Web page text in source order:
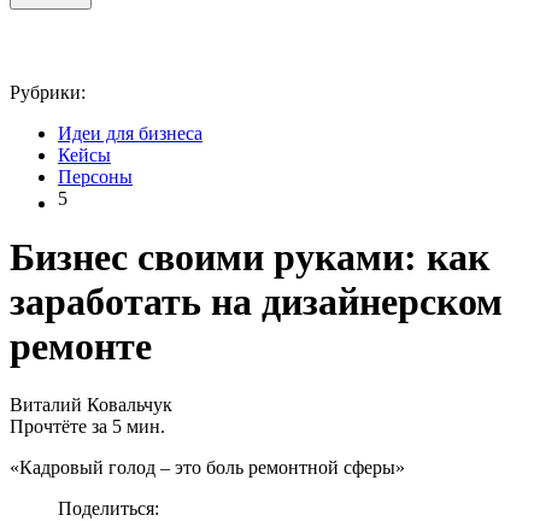
Рубрики:
Идеи для бизнеса
Кейсы
Персоны
5
Бизнес своими руками: как
заработать на дизайнерском
ремонте
Виталий Ковальчук
Прочтёте за 5 мин.
«Кадровый голод – это боль ремонтной сферы»
Поделиться: